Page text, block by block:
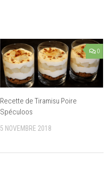
0
Recette de Tiramisu Poire
Spéculoos
5 NOVEMBRE 2018